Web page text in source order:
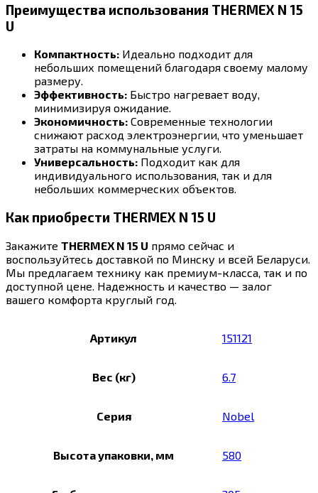
Преимущества использования THERMEX N 15
U
Компактность: Идеально подходит для
небольших помещений благодаря своему малому
размеру.
Эффективность: Быстро нагревает воду,
минимизируя ожидание.
Экономичность: Современные технологии
снижают расход электроэнергии, что уменьшает
затраты на коммунальные услуги.
Универсальность: Подходит как для
индивидуального использования, так и для
небольших коммерческих объектов.
Как приобрести THERMEX N 15 U
Закажите THERMEX N 15 U прямо сейчас и
воспользуйтесь доставкой по Минску и всей Беларуси.
Мы предлагаем технику как премиум-класса, так и по
доступной цене. Надежность и качество — залог
вашего комфорта круглый год.
Артикул 151121
Вес (кг) 6.7
Серия Nobel
Высота упаковки, мм 580